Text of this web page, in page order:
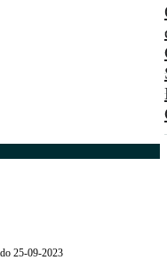
25-09-2023